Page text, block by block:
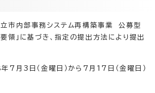
立市内部事務システム再構築事業 公募型
領」に基づき、指定の提出方法により提出
年7月3日（金曜日）から7月17日（金曜日）